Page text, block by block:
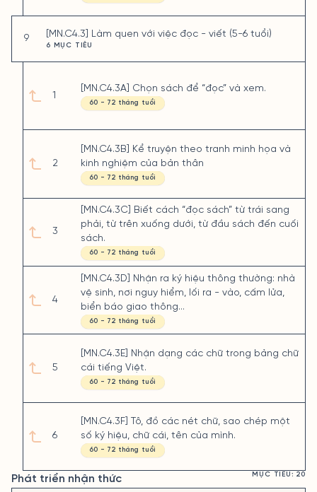
9 [MN.C4.3] Làm quen với việc đọc - viết (5-6 tuổi)
6 MỤC TIÊU
1
2
3
4
5
6
[MN.C4.3A] Chọn sách để “đọc” và xem.
60 - 72 tháng tuổi
[MN.C4.3B] Kể truyện theo tranh minh họa và
kinh nghiệm của bản thân
60 - 72 tháng tuổi
[MN.C4.3C] Biết cách “đọc sách” từ trái sang
phải, từ trên xuống dưới, từ đầu sách đến cuối
sách.
60 - 72 tháng tuổi
[MN.C4.3D] Nhận ra ký hiệu thông thường: nhà
vệ sinh, nơi nguy hiểm, lối ra - vào, cấm lửa,
biển báo giao thông...
60 - 72 tháng tuổi
[MN.C4.3E] Nhận dạng các chữ trong bảng chữ
cái tiếng Việt.
60 - 72 tháng tuổi
[MN.C4.3F] Tô, đồ các nét chữ, sao chép một
số ký hiệu, chữ cái, tên của mình.
60 - 72 tháng tuổi
Phát triển nhận thức MỤC TIÊU: 20